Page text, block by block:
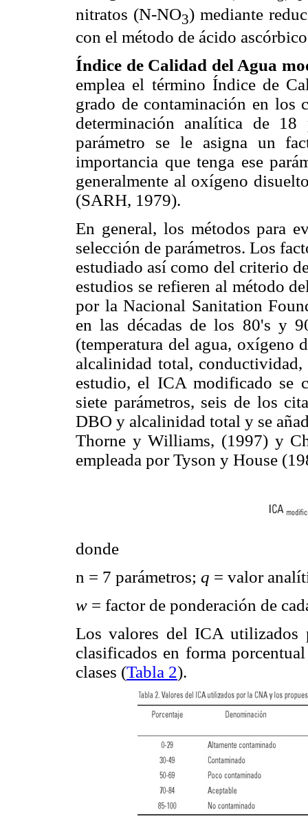
nitratos (N-NO3) mediante
con el método de ácido
Índice de Calidad del Agua
emplea el término Índice de
grado de contaminación en los
determinación analítica de
parámetro se le asigna un
importancia que tenga ese
generalmente al oxígeno
(SARH, 1979).
En general, los métodos para
selección de parámetros. Los
estudiado así como del criterio
estudios se refieren al método
por la Nacional Sanitation
en las décadas de los 80's y
(temperatura del agua, oxígeno
alcalinidad total,
estudio, el ICA modificado se
siete parámetros, seis de los
DBO y alcalinidad total y se
Thorne y Williams, (1997) y
empleada por Tyson y House
donde
n = 7 parámetros; q = valor
w = factor de ponderación de
Los valores del ICA
clasificados en forma
clases (Tabla 2).